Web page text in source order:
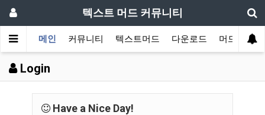
텍스트 머드 커뮤니티
메인 커뮤니티 텍스트머드 다운로드 머드 잡담
Login
Have a Nice Day!